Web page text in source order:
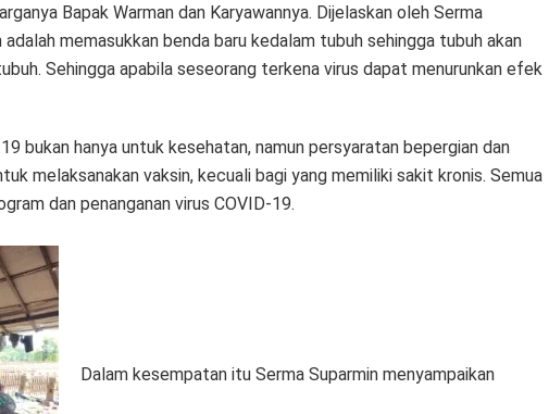
Bapak Warman dan Karyawannya. Dijelaskan oleh Serma
memasukkan benda baru kedalam tubuh sehingga tubuh akan
Sehingga apabila seseorang terkena virus dapat menurunkan efek
bukan hanya untuk kesehatan, namun persyaratan bepergian dan
melaksanakan vaksin, kecuali bagi yang memiliki sakit kronis. Semua
dan penanganan virus COVID-19.
Dalam kesempatan itu Serma Suparmin menyampaikan